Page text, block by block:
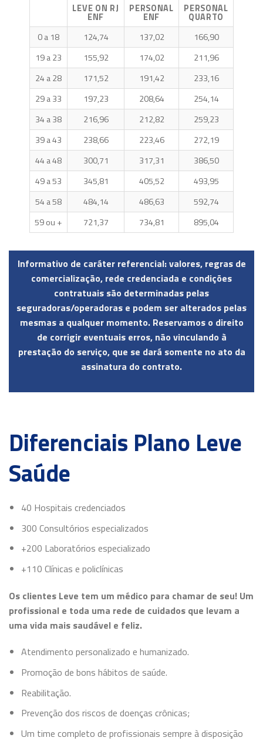
LEVE ON RJ
ENF
PERSONAL
ENF
PERSONAL
QUARTO
0 a 18
124,74 137,02
166,90
19 a 23
155,92 174,02
211,96
24 a 28
171,52 191,42
233,16
29 a 33
197,23 208,64
254,14
34 a 38
216,96 212,82
259,23
39 a 43
238,66 223,46
272,19
44 a 48
300,71 317,31
386,50
49 a 53
345,81 405,52
493,95
54 a 58
484,14 486,63
592,74
59 ou +
721,37 734,81 895,04
Informativo de caráter referencial: valores, regras de
comercialização, rede credenciada e condições
contratuais são determinadas pelas
seguradoras/operadoras e podem ser alterados pelas
mesmas a qualquer momento. Reservamos o direito
de corrigir eventuais erros, não vinculando à
prestação do serviço, que se dará somente no ato da
assinatura do contrato.
Diferenciais Plano Leve
Saúde
40 Hospitais credenciados
300 Consultórios especializados
+200 Laboratórios especializado
+110 Clínicas e policlínicas
Os clientes Leve tem um médico para chamar de seu! Um
profissional e toda uma rede de cuidados que levam a
uma vida mais saudável e feliz.
Atendimento personalizado e humanizado.
Promoção de bons hábitos de saúde.
Reabilitação.
Prevenção dos riscos de doenças crônicas;
Um time completo de profissionais sempre à disposição